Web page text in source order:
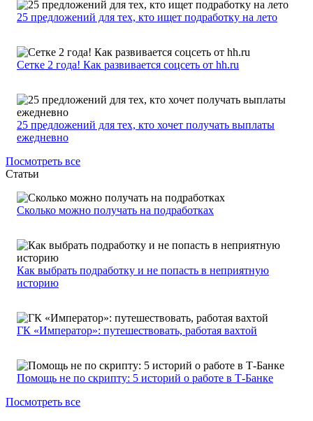
25 предложений для тех, кто ищет подработку на лето
Сетке 2 года! Как развивается соцсеть от hh.ru
25 предложений для тех, кто хочет получать выплаты
ежедневно
Посмотреть все
Статьи
Сколько можно получать на подработках
Как выбрать подработку и не попасть в неприятную
историю
ГК «Император»: путешествовать, работая вахтой
Помощь не по скрипту: 5 историй о работе в Т-Банке
Посмотреть все